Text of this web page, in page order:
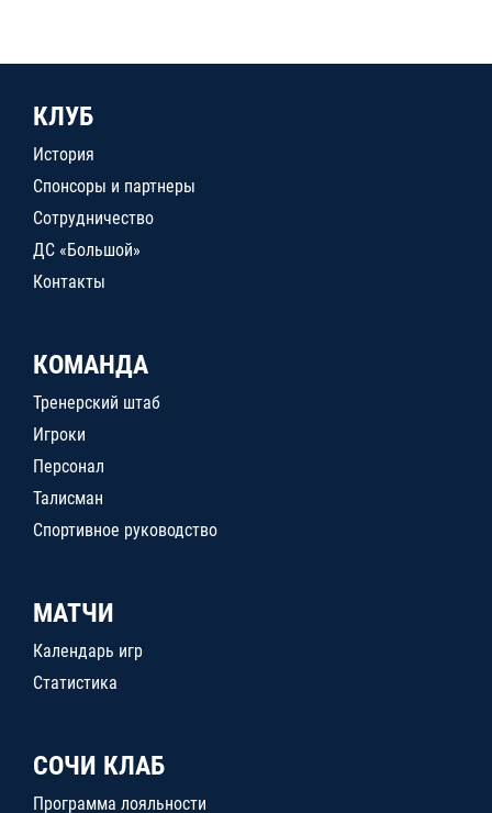
КЛУБ
История
Спонсоры и партнеры
Сотрудничество
ДС «Большой»
Контакты
КОМАНДА
Тренерский штаб
Игроки
Персонал
Талисман
Спортивное руководство
МАТЧИ
Календарь игр
Статистика
СОЧИ КЛАБ
Программа лояльности